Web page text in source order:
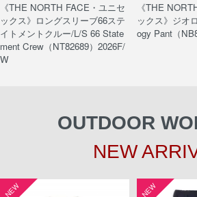
《THE NORTH FACE・ユニセ
ックス》ロングスリーブ66ステ
イトメントクルー/L/S 66 State
ment Crew（NT82689）2026F/
W
《THE
ックス》ジオ
ogy Pant（
OUTDOOR
NEW
NEW NEW